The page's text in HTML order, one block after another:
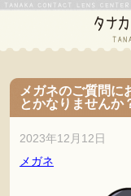
メガネのご質問に
とかなりませんか
2023年12月12日
メガネ